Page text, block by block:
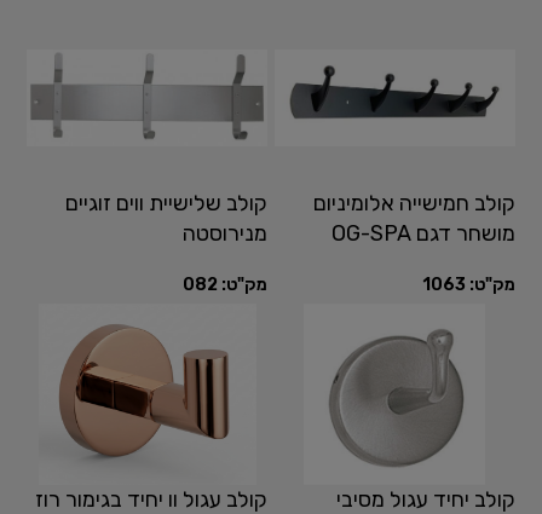
קולב חמישייה אלומיניום
מושחר דגם OG-SPA
מק"ט: 1063
קולב שלישיית ווים זוגיים
מנירוסטה
מק"ט: 082
קולב יחיד עגול מסיבי
קולב עגול וו יחיד בגימור רוז